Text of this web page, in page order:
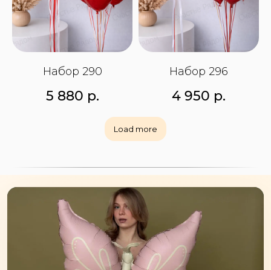
Набор 290
5 880 р.
Набор 296
4 950 р.
Load more